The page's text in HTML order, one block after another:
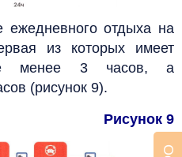
ежедневного отдыха на
из которых имеет
не менее 3 часов, а
(рисунок 9).
Рисунок 9